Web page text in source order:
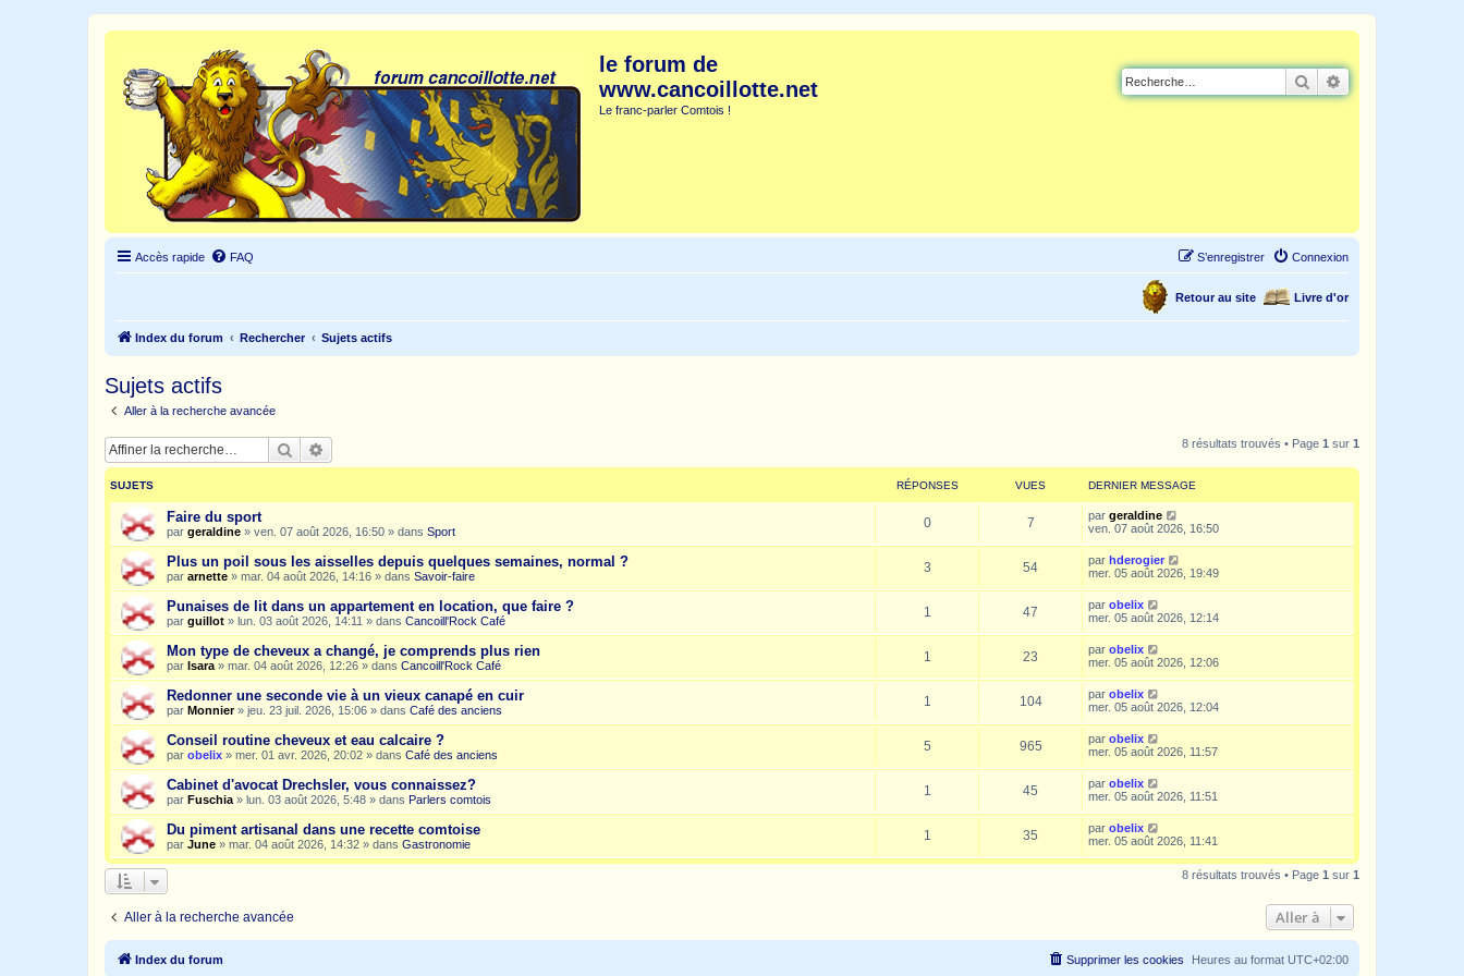
le forum de
www.cancoillotte.net
Le franc-parler Comtois !
Rechercher
Accès rapide FAQ Connexion
S’enregistrer
Livre d'or
Retour au site
Index du forum Rechercher Sujets actifs
Sujets actifs
Aller à la recherche avancée
Rechercher 8 résultats trouvés • Page 1 sur 1
SUJETS RÉPONSES VUES DERNIER MESSAGE
Faire du sport
par geraldine » ven. 07 août 2026, 16:50 » dans Sport
0 7 par geraldine
ven. 07 août 2026, 16:50
Plus un poil sous les aisselles depuis quelques semaines, normal ?
par arnette » mar. 04 août 2026, 14:16 » dans Savoir-faire
3 54 par hderogier
mer. 05 août 2026, 19:49
Punaises de lit dans un appartement en location, que faire ?
par guillot » lun. 03 août 2026, 14:11 » dans Cancoill'Rock Café
1 47 par obelix
mer. 05 août 2026, 12:14
Mon type de cheveux a changé, je comprends plus rien
par Isara » mar. 04 août 2026, 12:26 » dans Cancoill'Rock Café
1 23 par obelix
mer. 05 août 2026, 12:06
Redonner une seconde vie à un vieux canapé en cuir
par Monnier» jeu. 23 juil. 2026, 15:06 » dans Café des anciens
1 104 par obelix
mer. 05 août 2026, 12:04
Conseil routine cheveux et eau calcaire ?
par obelix » mer. 01 avr. 2026, 20:02 » dans Café des anciens
5 965 par obelix
mer. 05 août 2026, 11:57
Cabinet d'avocat Drechsler, vous connaissez?
par Fuschia » lun. 03 août 2026, 5:48 » dans Parlers comtois
1 45 par obelix
mer. 05 août 2026, 11:51
Du piment artisanal dans une recette comtoise
par June » mar. 04 août 2026, 14:32 » dans Gastronomie
1 35 par obelix
mer. 05 août 2026, 11:41
8 résultats trouvés • Page 1 sur 1
Aller à la recherche avancée Aller à
Index du forum Heures au format UTC+02:00
Supprimer les cookies